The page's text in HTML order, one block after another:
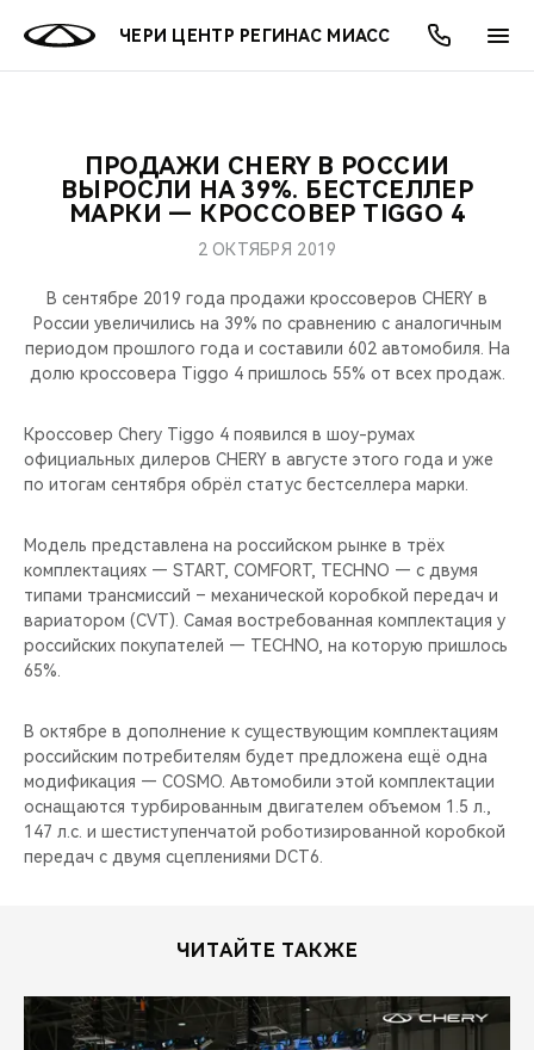
ЧЕРИ ЦЕНТР РЕГИНАС МИАСС
МОДЕЛИ
КРОССОВЕРЫ
СЕДАНЫ
НОВИНКИ
ПОКУПАТЕЛЯМ
КРЕДИТ И СТРАХОВАНИЕ
ВЛАДЕЛЬЦАМ
ЗАПЧАСТИ И АКСЕССУАРЫ
ПОДДЕРЖКА
МИР CHERY
О БРЕНДЕ
CHERY В СОЦСЕТЯХ
БЛАГОТВОРИТЕЛЬНОСТЬ
CHERY REMOTE
CHERY И СПОРТ
НАШИ МЕРОПРИЯТИЯ
CHERY ДЛЯ ДЕТЕЙ
АКЦИИ
ОНЛАЙН СЕРВИСЫ
КРЕДИТ
О КОМПАНИИ
МЫ В СОЦСЕТЯХ
ПРОДАЖИ CHERY В РОССИИ
ВЫРОСЛИ НА 39%. БЕСТСЕЛЛЕР
МАРКИ — КРОССОВЕР TIGGO 4
2 ОКТЯБРЯ 2019
В сентябре 2019 года продажи кроссоверов CHERY в
России увеличились на 39% по сравнению с аналогичным
периодом прошлого года и составили 602 автомобиля. На
долю кроссовера Tiggo 4 пришлось 55% от всех продаж.
Кроссовер Chery Tiggo 4 появился в шоу-румах
официальных дилеров CHERY в августе этого года и уже
по итогам сентября обрёл статус бестселлера марки.
Модель представлена на российском рынке в трёх
комплектациях — START, COMFORT, TECHNO — с двумя
типами трансмиссий – механической коробкой передач и
вариатором (CVT). Самая востребованная комплектация у
российских покупателей — TECHNO, на которую пришлось
65%.
В октябре в дополнение к существующим комплектациям
российским потребителям будет предложена ещё одна
модификация — COSMO. Автомобили этой комплектации
оснащаются турбированным двигателем объемом 1.5 л.,
147 л.с. и шестиступенчатой роботизированной коробкой
передач с двумя сцеплениями DCT6.
ЧИТАЙТЕ ТАКЖЕ